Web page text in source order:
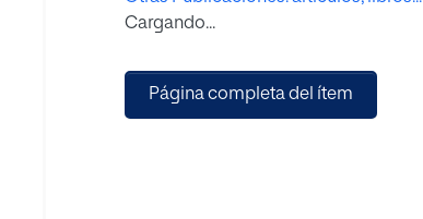
Cargando...
Página completa del ítem